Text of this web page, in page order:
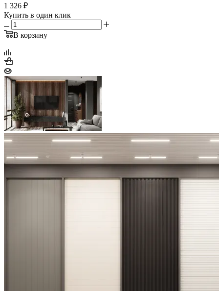
1 326 ₽
Купить в один клик
В корзину